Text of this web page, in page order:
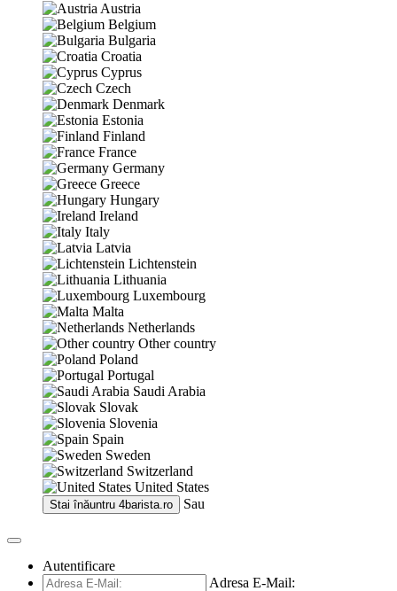
Austria
Belgium
Bulgaria
Croatia
Cyprus
Czech
Denmark
Estonia
Finland
France
Germany
Greece
Hungary
Ireland
Italy
Latvia
Lichtenstein
Lithuania
Luxembourg
Malta
Netherlands
Other country
Poland
Portugal
Saudi Arabia
Slovak
Slovenia
Spain
Sweden
Switzerland
United States
Stai înăuntru 4barista.ro Sau
Autentificare
Adresa E-Mail: